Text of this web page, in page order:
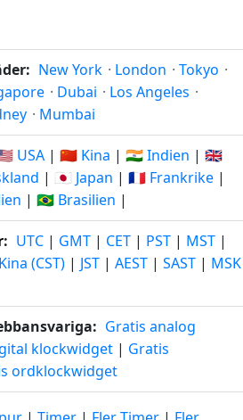
New York · London · Tokyo ·
· Dubai · Los Angeles ·
· Mumbai
USA | 🇨🇳 Kina | 🇮🇳 Indien | 🇬🇧
| 🇯🇵 Japan | 🇫🇷 Frankrike |
| 🇧🇷 Brasilien |
: UTC | GMT | CET | PST | MST |
Kina (CST) | JST | AEST | SAST | MSK
Gratis analog
klockwidget | Gratis
ordklockwidget